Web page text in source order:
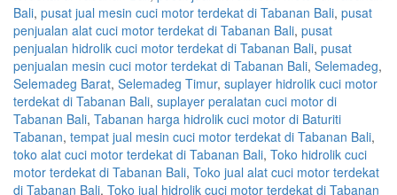
Bali, pusat jual mesin cuci motor terdekat di Tabanan Bali, pusat
penjualan alat cuci motor terdekat di Tabanan Bali, pusat
penjualan hidrolik cuci motor terdekat di Tabanan Bali, pusat
penjualan mesin cuci motor terdekat di Tabanan Bali, Selemadeg,
Selemadeg Barat, Selemadeg Timur, suplayer hidrolik cuci motor
terdekat di Tabanan Bali, suplayer peralatan cuci motor di
Tabanan Bali, Tabanan harga hidrolik cuci motor di Baturiti
Tabanan, tempat jual mesin cuci motor terdekat di Tabanan Bali,
toko alat cuci motor terdekat di Tabanan Bali, Toko hidrolik cuci
motor terdekat di Tabanan Bali, Toko jual alat cuci motor terdekat
di Tabanan Bali, Toko jual hidrolik cuci motor terdekat di Tabanan